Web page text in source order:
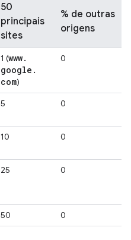
50
principais
sites
% de outras
origens
1 (www.
google .
com)
0
5 0
10 0
25 0
50 0